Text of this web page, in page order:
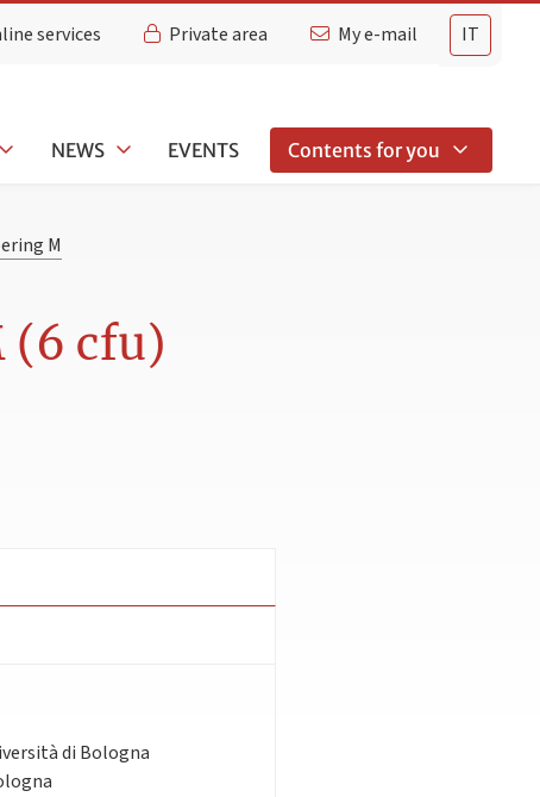
IT
services Private area My e-mail
NEWS EVENTS Contents for you
M
(6 cfu)
di Bologna